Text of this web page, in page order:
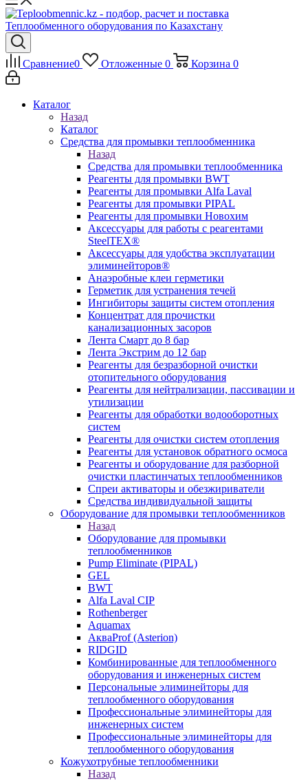
Сравнение0 Отложенные 0 Корзина 0
Каталог
Назад
Каталог
Средства для промывки теплообменника
Назад
Средства для промывки теплообменника
Реагенты для промывки BWT
Реагенты для промывки Alfa Laval
Реагенты для промывки PIPAL
Реагенты для промывки Новохим
Аксессуары для работы с реагентами
SteelTEX®
Аксессуары для удобства эксплуатации
элиминейторов®
Анаэробные клеи герметики
Герметик для устранения течей
Ингибиторы защиты систем отопления
Концентрат для прочистки
канализационных засоров
Лента Смарт до 8 бар
Лента Экстрим до 12 бар
Реагенты для безразборной очистки
отопительного оборудования
Реагенты для нейтрализации, пассивации и
утилизации
Реагенты для обработки водооборотных
систем
Реагенты для очистки систем отопления
Реагенты для установок обратного осмоса
Реагенты и оборудование для разборной
очистки пластинчатых теплообменников
Спреи активаторы и обезжириватели
Средства индивидуальной защиты
Оборудование для промывки теплообменников
Назад
Оборудование для промывки
теплообменников
Pump Eliminate (PIPAL)
GEL
BWT
Alfa Laval CIP
Rothenberger
Aquamax
АкваProf (Asterion)
RIDGID
Комбинированные для теплообменного
оборудования и инженерных систем
Персональные элиминейторы для
теплообменного оборудования
Профессиональные элиминейторы для
инженерных систем
Профессиональные элиминейторы для
теплообменного оборудования
Кожухотрубные теплообменники
Назад